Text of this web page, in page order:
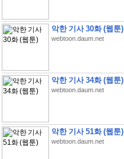
악한 기사 30화 (웹툰)
webtoon.daum.net
악한 기사 34화 (웹툰)
webtoon.daum.net
악한 기사 51화 (웹툰)
webtoon.daum.net